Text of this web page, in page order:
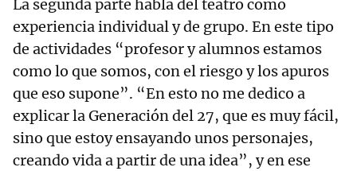
La segunda parte habla del teatro como
experiencia individual y de grupo. En este tipo
de actividades “profesor y alumnos estamos
como lo que somos, con el riesgo y los apuros
que eso supone”. “En esto no me dedico a
explicar la Generación del 27, que es muy fácil,
sino que estoy ensayando unos personajes,
creando vida a partir de una idea”, y en ese